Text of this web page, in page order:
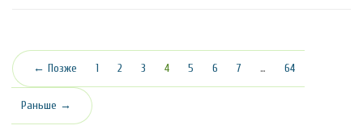
← Позже 1 2 3 4(текущая)
5 6 7 … 64
Раньше →